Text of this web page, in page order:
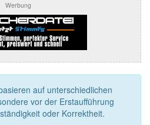
Werbung
auf unterschiedlichen
vor der Erstaufführung
oder Korrektheit.